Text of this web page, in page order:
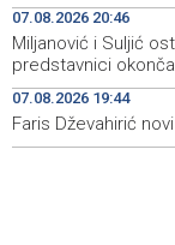
19:03
Sarajevo
Kinoscope Surreal
19:00 Najave
07.08.2026 20:46
Miljanović i Suljić
predstavnici
07.08.2026 19:44
Faris Dževahirić